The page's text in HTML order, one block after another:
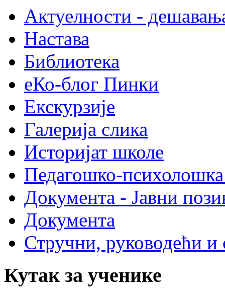
Актуелности -
Настава
Библиотека
еКо-блог Пинки
Екскурзије
Галерија слика
Историјат школе
Педагошко-психолошка
Документа - Јавни
Документа
Стручни, руководећи и
Кутак за ученике